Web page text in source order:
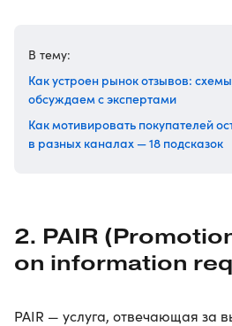
В тему:
Как устроен рынок отзывов:
обсуждаем с экспертами
Как мотивировать покупателей
в разных каналах — 18 подсказок
2. PAIR
on information
PAIR — услуга, отвечающая за